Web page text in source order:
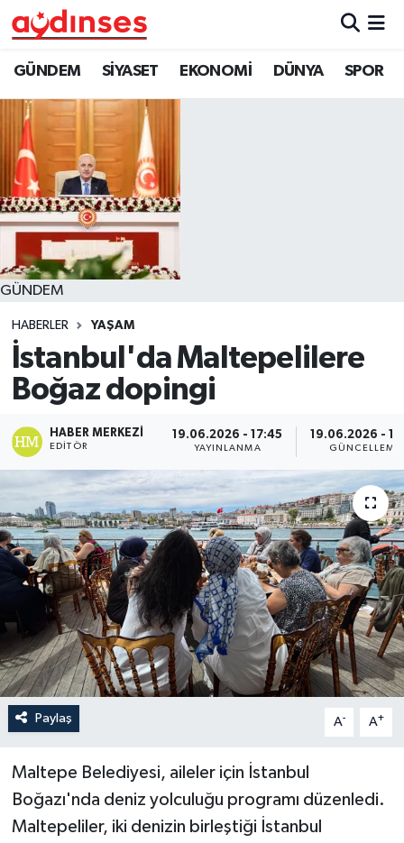
GÜNDEM SİYASET EKONOMİ DÜNYA SPOR
GÜNDEM
HABERLER YAŞAM
İstanbul'da Maltepelilere
Boğaz dopingi
HABER MERKEZI
EDITÖR
19.06.2026 - 17:45
YAYINLANMA
19.06.2026 -
GÜNCELLEME
Paylaş A- A+
Maltepe Belediyesi, aileler için İstanbul
Boğazı'nda deniz yolculuğu programı düzenledi.
Maltepeliler, iki denizin birleştiği İstanbul
GÜNDEM
SİYASET
EKONOMİ
DÜNYA
SPOR
MAGAZİN
YAŞAM
Nöbetçi Eczaneler
Hava Durumu
Aydin Namaz Vakitleri
Trafik Durumu
Süper Lig Puan Durumu ve Fikstür
Tüm Manşetler
Son Dakika Haberleri
Haber Arşivi